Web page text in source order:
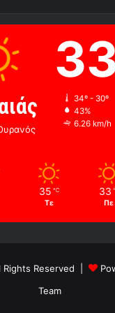
34º - 30º
43%
6.26 km/h
35 ℃
Τε
33
Πε
Reserved |
Team